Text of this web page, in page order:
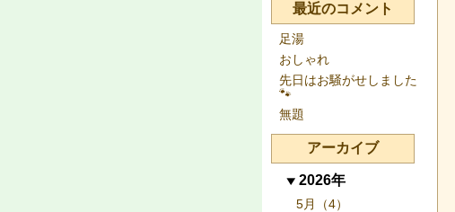
最近のコメント
足湯
おしゃれ
先日はお騒がせしました
🐾
無題
アーカイブ
2026年
5月（4）